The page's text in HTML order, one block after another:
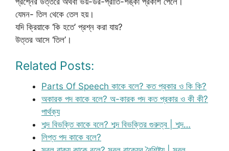
যেমন- তিল থেকে তেল হয়।
যদি ক্রিয়াকে ‘কি হতে’ প্রশ্ন করা যায়?
উত্তর আসে ‘তিল’।
Related Posts:
Parts Of Speech কাকে বলে? কত প্রকার ও কি কি?
অকারক পদ কাকে বলে? অ-কারক পদ কত প্রকার ও কী কী?
পার্থক্য
শব্দ বিভক্তি কাকে বলে? শব্দ বিভক্তির গুরুত্ব | শব্দ…
লিপ্ত পদ কাকে বলে?